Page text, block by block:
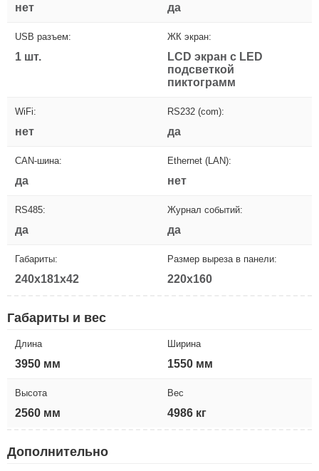
нет да
USB разъем:
1 шт.
ЖК экран:
LCD экран с LED
подсветкой
пиктограмм
WiFi:
нет
RS232 (com):
да
CAN-шина:
да
Ethernet (LAN):
нет
RS485:
да
Журнал событий:
да
Габариты:
240x181x42
Размер выреза в панели:
220x160
Габариты и вес
Длина
3950 мм
Ширина
1550 мм
Высота
2560 мм
Вес
4986 кг
Дополнительно